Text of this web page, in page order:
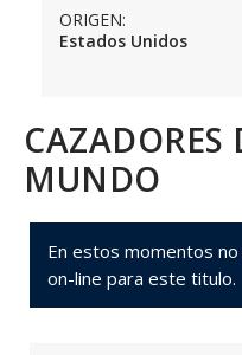
ORIGEN:
Estados Unidos
MUNDO
En estos momentos
on-line para este titulo.